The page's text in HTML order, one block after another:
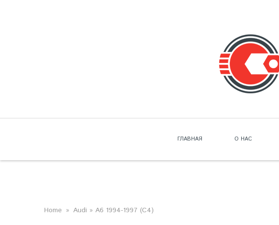
ГЛАВНАЯ О НАС
ВЫ ЗДЕСЬ
Home » Audi » A6 1994-1997 (C4)